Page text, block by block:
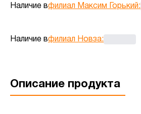
Наличие вфилиал Максим Горький:
Наличие вфилиал Новза:
Описание продукта